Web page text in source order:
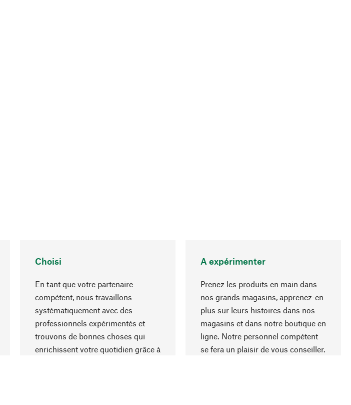
Choisi
En tant que votre partenaire
compétent, nous travaillons
systématiquement avec des
professionnels expérimentés et
trouvons de bonnes choses qui
enrichissent votre quotidien grâce à
A expérimenter
Prenez les produits en main dans
nos grands magasins, apprenez-en
plus sur leurs histoires dans nos
magasins et dans notre boutique en
ligne. Notre personnel compétent
se fera un plaisir de vous conseiller.